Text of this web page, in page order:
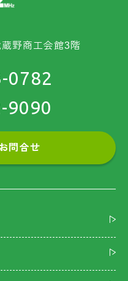
野商工会館3階
0782
9090
問合せ